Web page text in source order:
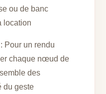
ou de banc
location
Pour un rendu
chaque nœud de
des
du geste